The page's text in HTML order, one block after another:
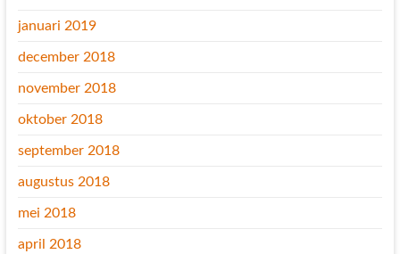
januari 2019
december 2018
november 2018
oktober 2018
september 2018
augustus 2018
mei 2018
april 2018